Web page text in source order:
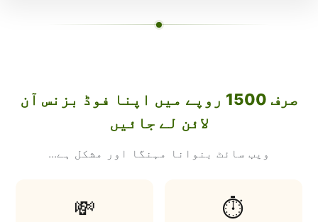
صرف 1500 روپے میں اپنا فوڈ بزنس آن
لائن لے جائیں
ویب سائٹ بنوانا مہنگا اور مشکل ہے...
⏱️
💸